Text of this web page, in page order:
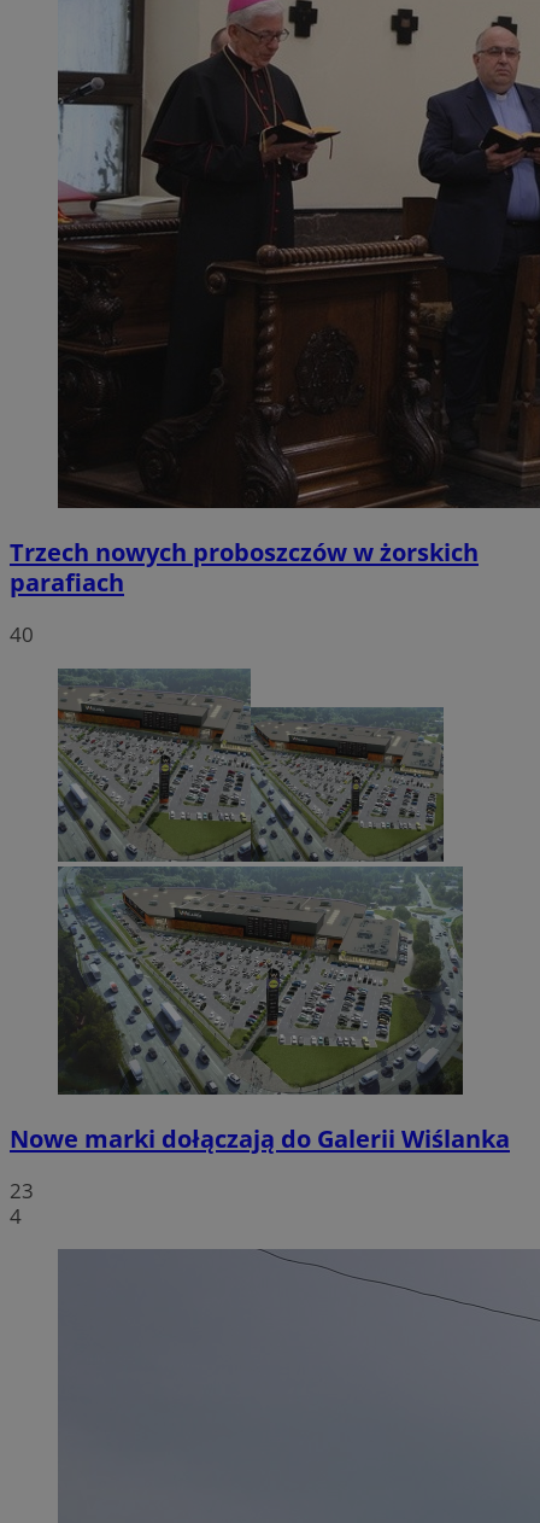
Trzech nowych proboszczów w żorskich
parafiach
40
Nowe marki dołączają do Galerii Wiślanka
23
4